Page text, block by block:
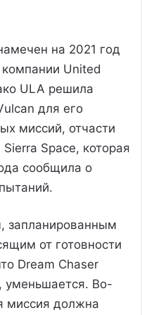
на 2021 год
United
ULA решила
для его
миссий, отчасти
Space, которая
сообщила о
запланированным
от готовности
Dream Chaser
уменьшается. Во-
миссия должна